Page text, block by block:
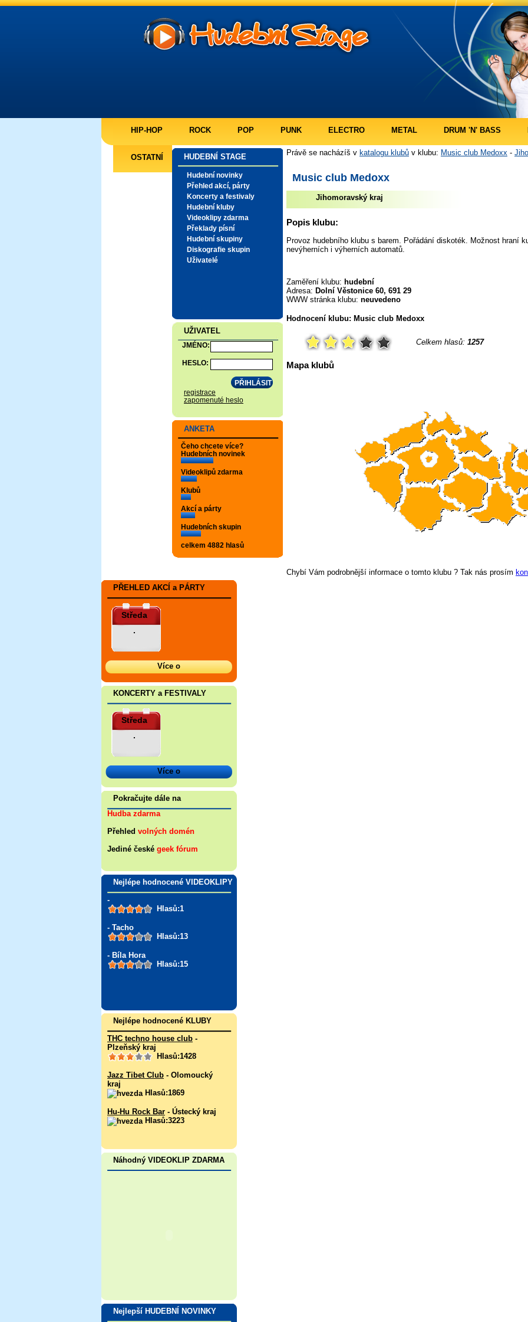
HIP-HOP ROCK POP PUNK ELECTRO METAL DRUM 'N' BASS
OSTATNÍ HUDEBNÍ STAGE
Hudební novinky
Přehled akcí, párty
Koncerty a festivaly
Hudební kluby
Videoklipy zdarma
Překlady písní
Hudební skupiny
Diskografie skupin
Uživatelé
UŽIVATEL
JMÉNO:
HESLO:
registrace
zapomenuté heslo
ANKETA
Čeho chcete více?
Hudebních novinek
Videoklipů zdarma
Klubů
Akcí a párty
Hudebních skupin
celkem 4882 hlasů
Právě se nacházíš v katalogu klubů v klubu: Music club Medoxx -
Music club Medoxx
Jihomoravský kraj
Popis klubu:
Provoz hudebního klubu s barem. Pořádání diskoték. Možnost hraní
nevýherních i výherních automatů.
Zaměření klubu: hudební
Adresa: Dolní Věstonice 60, 691 29
WWW stránka klubu: neuvedeno
Hodnocení klubu: Music club Medoxx
Celkem hlasů: 1257
Mapa klubů
Chybí Vám podrobnější informace o tomto klubu ? Tak nás prosím
PŘEHLED AKCÍ a PÁRTY
Středa
.
Více o
KONCERTY a FESTIVALY
Středa
.
Více o
Pokračujte dále na
Hudba zdarma
Přehled volných domén
Jediné české geek fórum
Nejlépe hodnocené VIDEOKLIPY
-
Hlasů:1
- Tacho
Hlasů:13
- Bíla Hora
Hlasů:15
Nejlépe hodnocené KLUBY
THC techno house club -
Plzeňský kraj
Hlasů:1428
Jazz Tibet Club - Olomoucký
kraj
Hlasů:1869
Hu-Hu Rock Bar - Ústecký kraj
Hlasů:3223
Náhodný VIDEOKLIP ZDARMA
Nejlepší HUDEBNÍ NOVINKY